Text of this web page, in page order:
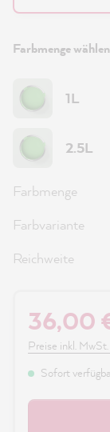
Farbmenge
1L
2.5L
Farbmenge
Farbvariante
Reichweite
36,00
Preise inkl.
Sofort